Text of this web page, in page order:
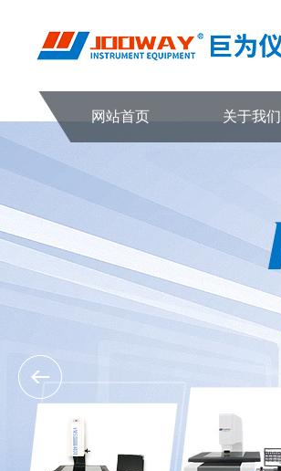
网站首页 关于我们